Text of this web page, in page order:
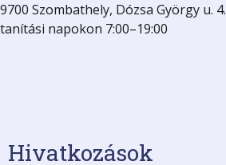
9700 Szombathely, Dózsa György u. 4.
tanítási napokon 7:00–19:00
Hivatkozások